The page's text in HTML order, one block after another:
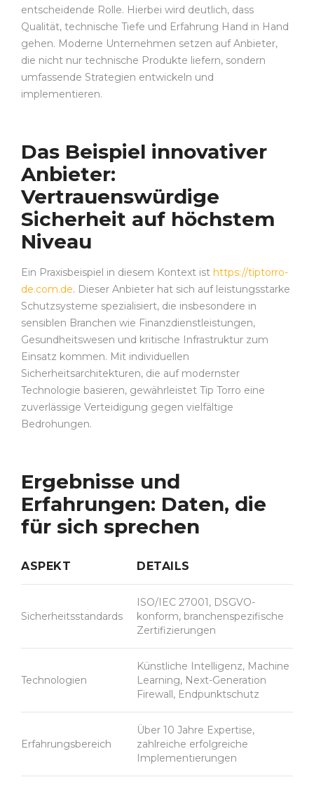
entscheidende Rolle. Hierbei wird deutlich, dass
Qualität, technische Tiefe und Erfahrung Hand in Hand
gehen. Moderne Unternehmen setzen auf Anbieter,
die nicht nur technische Produkte liefern, sondern
umfassende Strategien entwickeln und
implementieren.
Das Beispiel innovativer
Anbieter:
Vertrauenswürdige
Sicherheit auf höchstem
Niveau
Ein Praxisbeispiel in diesem Kontext ist https://tiptorro-
de.com.de. Dieser Anbieter hat sich auf leistungsstarke
Schutzsysteme spezialisiert, die insbesondere in
sensiblen Branchen wie Finanzdienstleistungen,
Gesundheitswesen und kritische Infrastruktur zum
Einsatz kommen. Mit individuellen
Sicherheitsarchitekturen, die auf modernster
Technologie basieren, gewährleistet Tip Torro eine
zuverlässige Verteidigung gegen vielfältige
Bedrohungen.
Ergebnisse und
Erfahrungen: Daten, die
für sich sprechen
ASPEKT DETAILS
Sicherheitsstandards
ISO/IEC 27001, DSGVO-
konform, branchenspezifische
Zertifizierungen
Technologien
Künstliche Intelligenz, Machine
Learning, Next-Generation
Firewall, Endpunktschutz
Erfahrungsbereich
Über 10 Jahre Expertise,
zahlreiche erfolgreiche
Implementierungen